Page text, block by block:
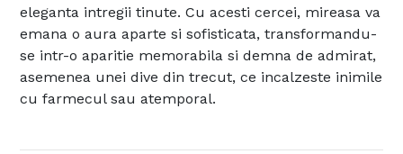
eleganta intregii tinute. Cu acesti cercei, mireasa va
emana o aura aparte si sofisticata, transformandu-
se intr-o aparitie memorabila si demna de admirat,
asemenea unei dive din trecut, ce incalzeste inimile
cu farmecul sau atemporal.